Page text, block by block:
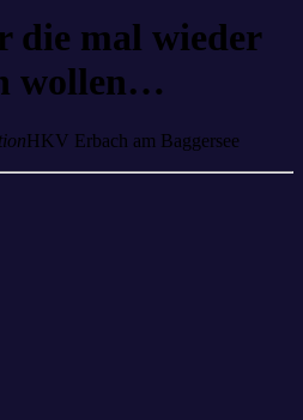
die mal wieder
wollen…
HKV Erbach am Baggersee